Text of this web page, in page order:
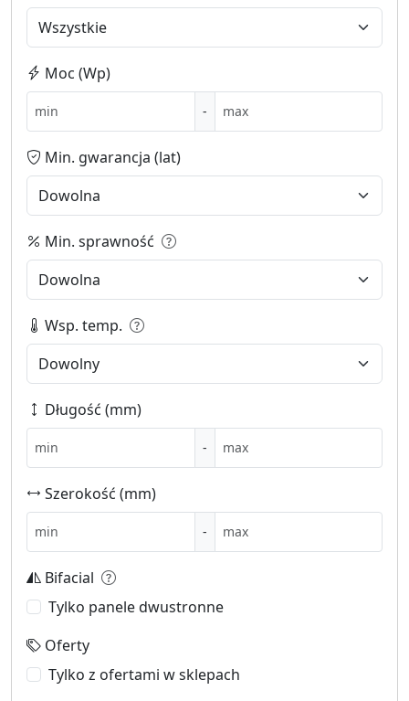
Moc (Wp)
-
Min. gwarancja (lat)
Min. sprawność
Wsp. temp.
Długość (mm)
-
Szerokość (mm)
-
Bifacial
Tylko panele dwustronne
Oferty
Tylko z ofertami w sklepach